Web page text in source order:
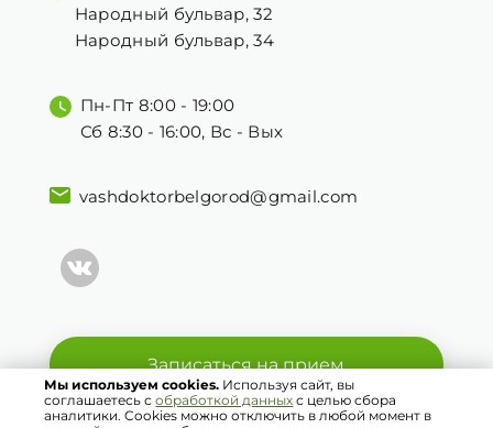
Народный бульвар, 32
Народный бульвар, 34
Пн-Пт 8:00 - 19:00
Сб 8:30 - 16:00, Вс - Вых
vashdoktorbelgorod@gmail.com
Записаться на прием
Мы используем cookies. Используя сайт, вы
соглашаетесь собработкой данных с целью сбора
аналитики. Cookies можно отключить в любой момент в